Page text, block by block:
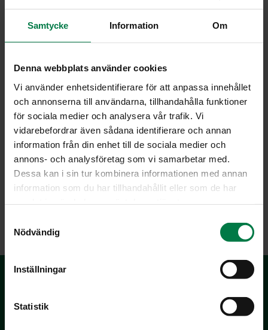
Samtycke Information Om
Denna webbplats använder cookies
Vi använder enhetsidentifierare för att anpassa innehållet
och annonserna till användarna, tillhandahålla funktioner
för sociala medier och analysera vår trafik. Vi
vidarebefordrar även sådana identifierare och annan
information från din enhet till de sociala medier och
annons- och analysföretag som vi samarbetar med.
Dessa kan i sin tur kombinera informationen med annan
information som du har tillhandahållit eller som de har
Nödvändig
Inställningar
Statistik
keskenään. Kaada seos mansikoiden päälle.
Anna maustua tunnin verran.
Tarjoa kermavaahdon tai jäätelön kera.
Ohje: Kotimaiset Kasvikset ry
Luokka:
Jälkiruoat, makeiset,Marjat,Vegetaariset ohjeet